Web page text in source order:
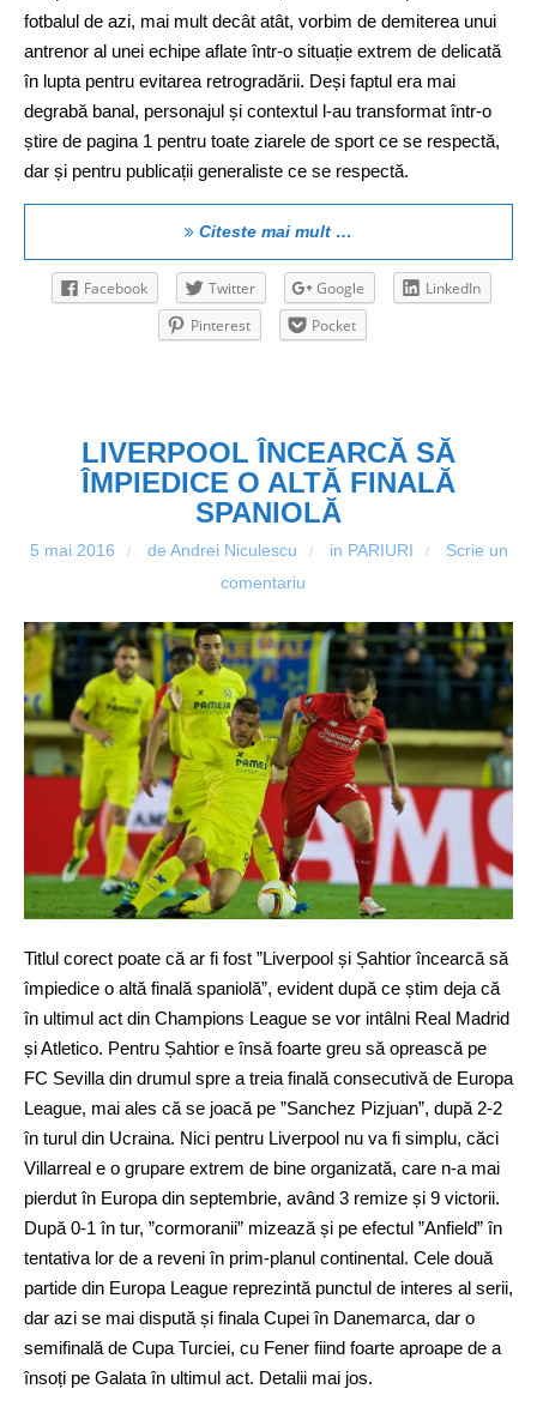
fotbalul de azi, mai mult decât atât, vorbim de demiterea unui
antrenor al unei echipe aflate într-o situație extrem de delicată
în lupta pentru evitarea retrogradării. Deși faptul era mai
degrabă banal, personajul și contextul l-au transformat într-o
știre de pagina 1 pentru toate ziarele de sport ce se respectă,
dar și pentru publicații generaliste ce se respectă.
Citeste mai mult …
Facebook Twitter Google
LinkedIn
Pinterest
Pocket
LIVERPOOL ÎNCEARCĂ SĂ
ÎMPIEDICE O ALTĂ FINALĂ
SPANIOLĂ
5 mai 2016 / de Andrei Niculescu / in PARIURI /
Scrie un
comentariu
Titlul corect poate că ar fi fost ”Liverpool și Șahtior încearcă să
împiedice o altă finală spaniolă”, evident după ce știm deja că
în ultimul act din Champions League se vor intâlni Real Madrid
și Atletico. Pentru Șahtior e însă foarte greu să oprească pe
FC Sevilla din drumul spre a treia finală consecutivă de Europa
League, mai ales că se joacă pe ”Sanchez Pizjuan”, după 2-2
în turul din Ucraina. Nici pentru Liverpool nu va fi simplu, căci
Villarreal e o grupare extrem de bine organizată, care n-a mai
pierdut în Europa din septembrie, având 3 remize și 9 victorii.
După 0-1 în tur, ”cormoranii” mizează și pe efectul ”Anfield” în
tentativa lor de a reveni în prim-planul continental. Cele două
partide din Europa League reprezintă punctul de interes al serii,
dar azi se mai dispută și finala Cupei în Danemarca, dar o
semifinală de Cupa Turciei, cu Fener fiind foarte aproape de a
însoți pe Galata în ultimul act. Detalii mai jos.